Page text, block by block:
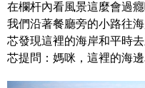
在欄杆內看風景這麼會過癮
我們沿著餐廳旁的小路往
芯發現這裡的海岸和平時
芯提問：媽咪，這裡的海